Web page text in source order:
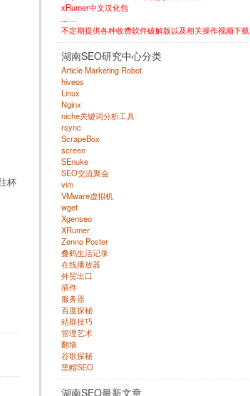
杯
xRumer中文汉化包
... ...
不定期提供各种收费软件破解版以及相关操作视频下载
湖南SEO研究中心分类
Article Marketing Robot
hiveos
Linux
Nginx
niche关键词分析工具
rsync
ScrapeBox
screen
SEnuke
SEO交流聚会
vim
VMware虚拟机
wget
Xgenseo
XRumer
Zenno Poster
叠鹤生活记录
在线播放器
外贸出口
插件
服务器
百度探秘
站群技巧
管理艺术
翻墙
谷歌探秘
黑帽SEO
湖南SEO最新文章